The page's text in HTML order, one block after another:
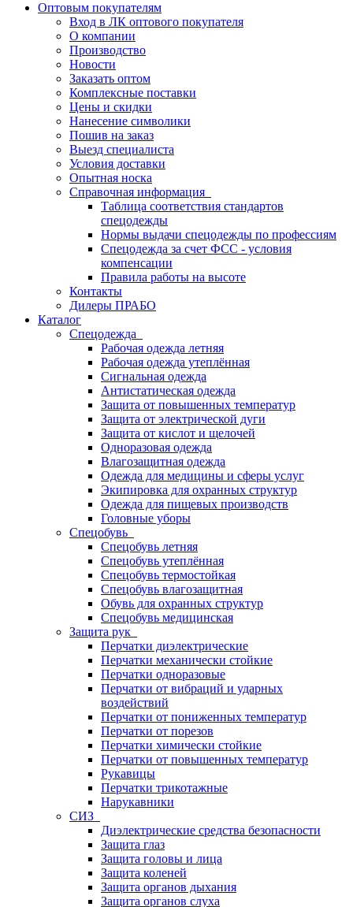
Оптовым покупателям
Вход в ЛК оптового покупателя
О компании
Производство
Новости
Заказать оптом
Комплексные поставки
Цены и скидки
Нанесение символики
Пошив на заказ
Выезд специалиста
Условия доставки
Опытная носка
Справочная информация
Таблица соответствия стандартов
спецодежды
Нормы выдачи спецодежды по профессиям
Спецодежда за счет ФСС - условия
компенсации
Правила работы на высоте
Контакты
Дилеры ПРАБО
Каталог
Спецодежда
Рабочая одежда летняя
Рабочая одежда утеплённая
Сигнальная одежда
Антистатическая одежда
Защита от повышенных температур
Защита от электрической дуги
Защита от кислот и щелочей
Одноразовая одежда
Влагозащитная одежда
Одежда для медицины и сферы услуг
Экипировка для охранных структур
Одежда для пищевых производств
Головные уборы
Спецобувь
Спецобувь летняя
Спецобувь утеплённая
Спецобувь термостойкая
Спецобувь влагозащитная
Обувь для охранных структур
Спецобувь медицинская
Защита рук
Перчатки диэлектрические
Перчатки механически стойкие
Перчатки одноразовые
Перчатки от вибраций и ударных
воздействий
Перчатки от пониженных температур
Перчатки от порезов
Перчатки химически стойкие
Перчатки от повышенных температур
Рукавицы
Перчатки трикотажные
Нарукавники
СИЗ
Диэлектрические средства безопасности
Защита глаз
Защита головы и лица
Защита коленей
Защита органов дыхания
Защита органов слуха